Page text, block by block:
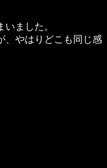
ました。
、やはりどこも同じ感